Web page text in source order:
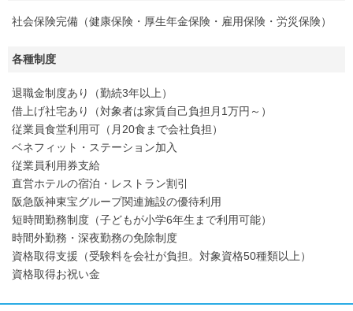
社会保険完備（健康保険・厚生年金保険・雇用保険・労災保険）
各種制度
退職金制度あり（勤続3年以上）
借上げ社宅あり（対象者は家賃自己負担月1万円～）
従業員食堂利用可（月20食まで会社負担）
ベネフィット・ステーション加入
従業員利用券支給
直営ホテルの宿泊・レストラン割引
阪急阪神東宝グループ関連施設の優待利用
短時間勤務制度（子どもが小学6年生まで利用可能）
時間外勤務・深夜勤務の免除制度
資格取得支援（受験料を会社が負担。対象資格50種類以上）
資格取得お祝い金